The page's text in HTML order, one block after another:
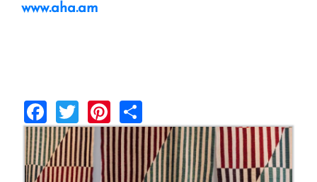
www.aha.am
Facebook
TwitterPinterest